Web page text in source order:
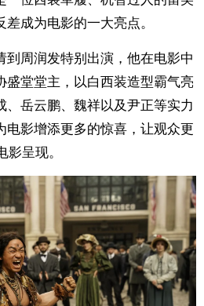
成为电影的一大亮点。
到周润发特别出演，他在电影中
盛堂堂主，以白西装造型霸气亮
、岳云鹏、魏祥以及尹正等实力
电影增添更多的惊喜，让观众更
影呈现。